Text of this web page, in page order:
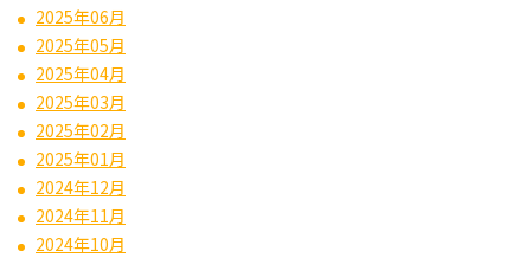
2025年06月
2025年05月
2025年04月
2025年03月
2025年02月
2025年01月
2024年12月
2024年11月
2024年10月